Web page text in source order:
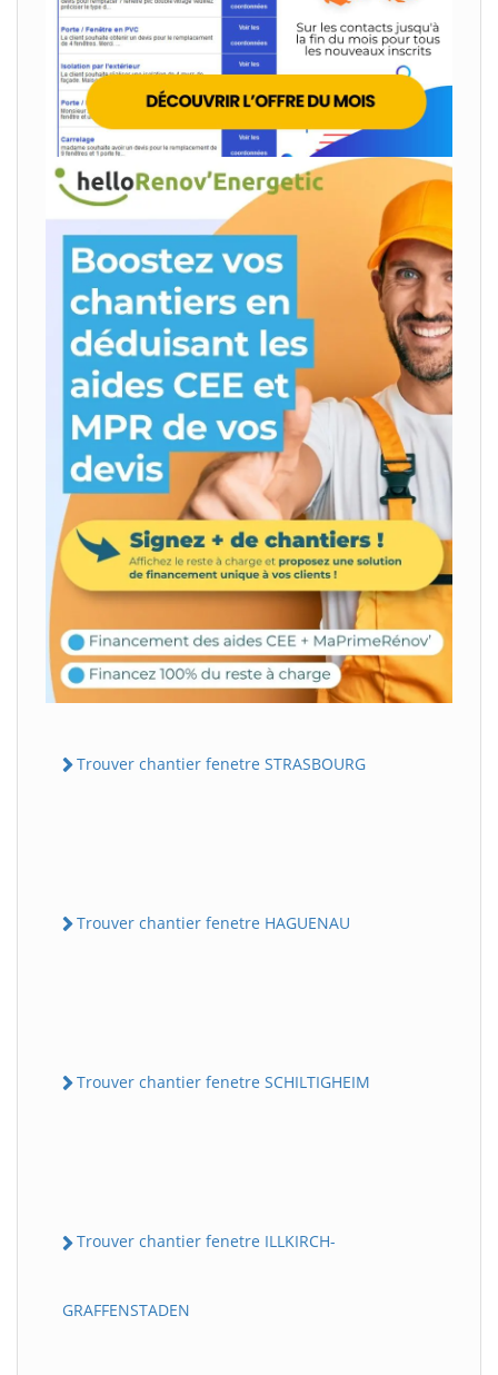
Trouver chantier fenetre STRASBOURG
Trouver chantier fenetre HAGUENAU
Trouver chantier fenetre SCHILTIGHEIM
Trouver chantier fenetre ILLKIRCH-
GRAFFENSTADEN